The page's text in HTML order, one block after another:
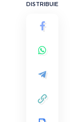
DISTRIBUIE